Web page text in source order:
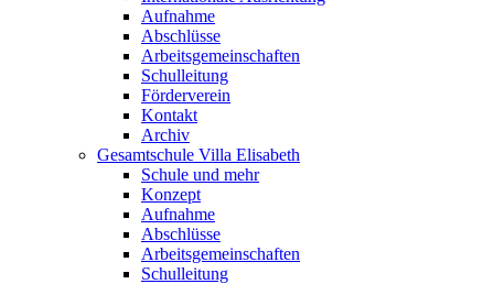
Aufnahme
Abschlüsse
Arbeitsgemeinschaften
Schulleitung
Förderverein
Kontakt
Archiv
Gesamtschule Villa Elisabeth
Schule und mehr
Konzept
Aufnahme
Abschlüsse
Arbeitsgemeinschaften
Schulleitung